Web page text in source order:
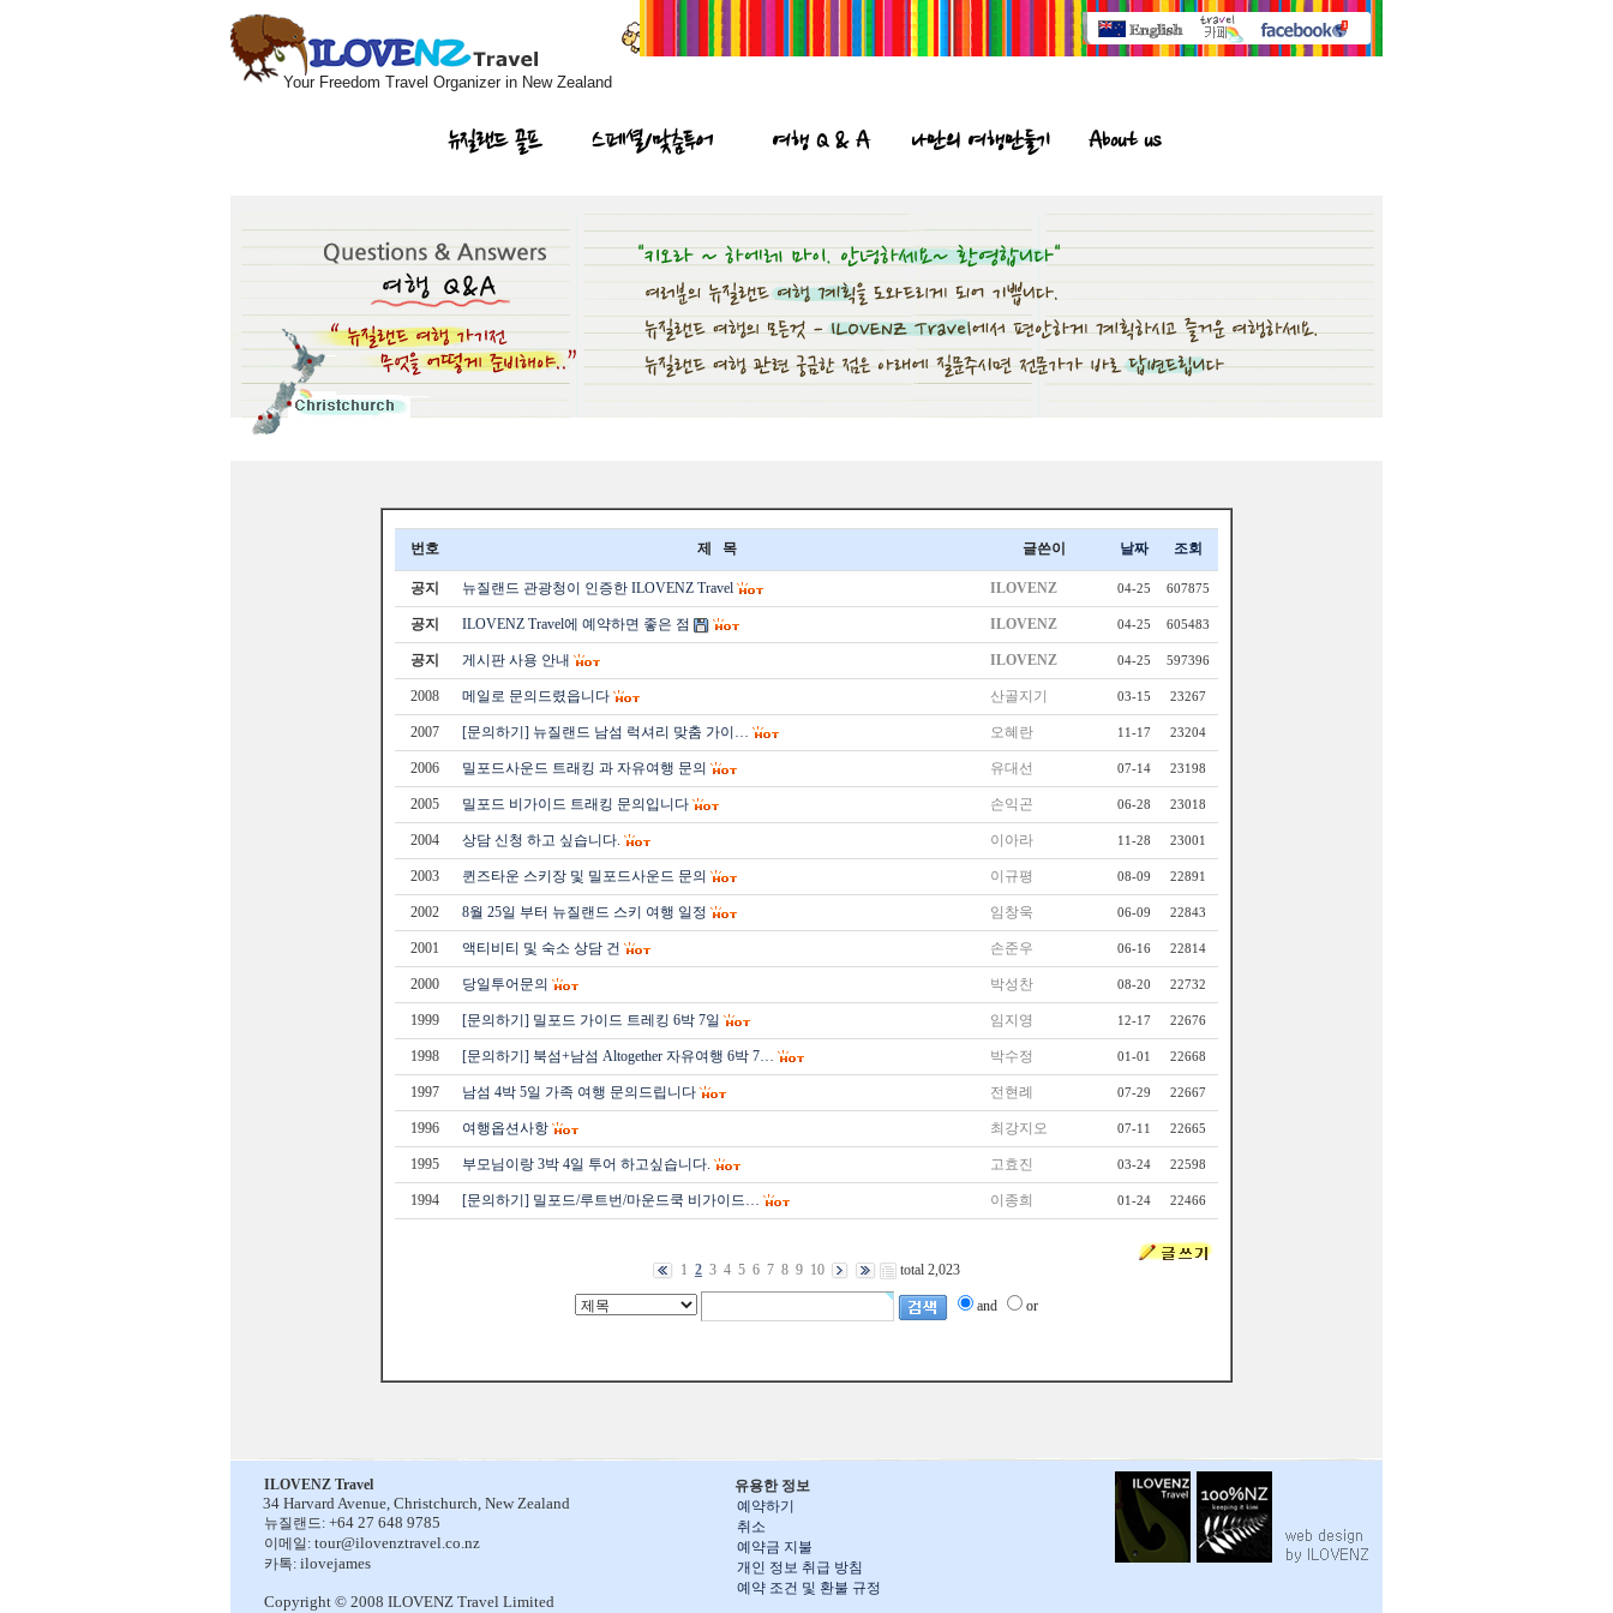
Your Freedom Travel Organizer in New Zealand
뉴질랜드 골프 스페셜/맞춤투어 여행 Q & A 나만의 여행만들기 About us
번호 제 목 글쓴이 날짜 조회
공지 뉴질랜드 관광청이 인증한 ILOVENZ Travel ILOVENZ 04-25 607875
공지 ILOVENZ Travel에 예약하면 좋은 점 ILOVENZ 04-25 605483
공지 게시판 사용 안내 ILOVENZ 04-25 597396
2008 메일로 문의드렸읍니다 산골지기 03-15 23267
2007 [문의하기] 뉴질랜드 남섬 럭셔리 맞춤 가이… 오혜란 11-17 23204
2006 밀포드사운드 트래킹 과 자유여행 문의 유대선 07-14 23198
2005 밀포드 비가이드 트래킹 문의입니다 손익곤 06-28 23018
2004 상담 신청 하고 싶습니다. 이아라 11-28 23001
2003 퀸즈타운 스키장 및 밀포드사운드 문의 이규평 08-09 22891
2002 8월 25일 부터 뉴질랜드 스키 여행 일정 임창욱 06-09 22843
2001 액티비티 및 숙소 상담 건 손준우 06-16 22814
2000 당일투어문의 박성찬 08-20 22732
1999 [문의하기] 밀포드 가이드 트레킹 6박 7일 임지영 12-17 22676
1998 [문의하기] 북섬+남섬 Altogether 자유여행 6박 7… 박수정 01-01 22668
1997 남섬 4박 5일 가족 여행 문의드립니다 전현례 07-29 22667
1996 여행옵션사항 최강지오 07-11 22665
1995 부모님이랑 3박 4일 투어 하고싶습니다. 고효진 03-24 22598
1994 [문의하기] 밀포드/루트번/마운드쿡 비가이드… 이종희 01-24 22466
1 2 3 4 5 6 7 8 9 10 total 2,023
and or
유용한 정보
예약하기
취소
예약금 지불
개인 정보 취급 방침
예약 조건 및 환불 규정
ILOVENZ Travel
34 Harvard Avenue, Christchurch, New Zealand
뉴질랜드: +64 27 648 9785
이메일: tour@ilovenztravel.co.nz
카톡: ilovejames
Copyright © 2008 ILOVENZ Travel Limited